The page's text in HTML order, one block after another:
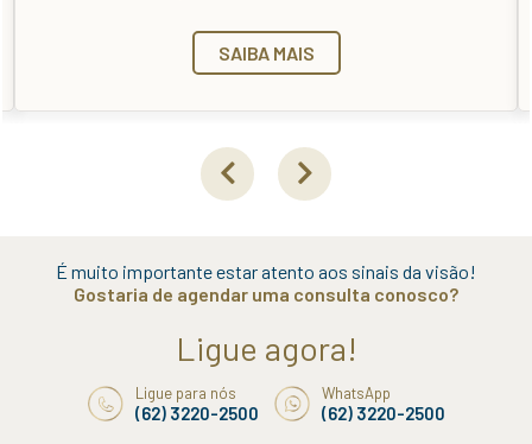
SAIBA MAIS
É muito importante estar atento aos sinais da visão!
Gostaria de agendar uma consulta conosco?
Ligue agora!
Ligue para nós
(62) 3220-2500
WhatsApp
(62) 3220-2500